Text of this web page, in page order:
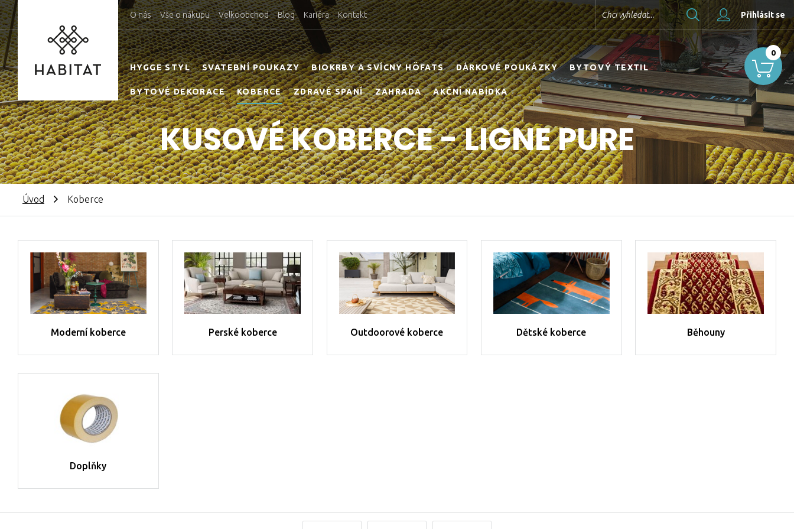
O nás Vše o nákupu Velkoobchod Blog Kariéra Kontakt Přihlásit se
Chci vyhledat... Hledat
HYGGE STYL SVATEBNÍ POUKAZY BIOKRBY A SVÍCNY HÖFATS DÁRKOVÉ POUKÁZKY BYTOVÝ TEXTIL
BYTOVÉ DEKORACE KOBERCE ZDRAVÉ SPANÍ ZAHRADA AKČNÍ NABÍDKA
KUSOVÉ KOBERCE - LIGNE PURE
0
Úvod Koberce
Moderní koberce Perské koberce Outdoorové koberce Dětské koberce Běhouny
Doplňky